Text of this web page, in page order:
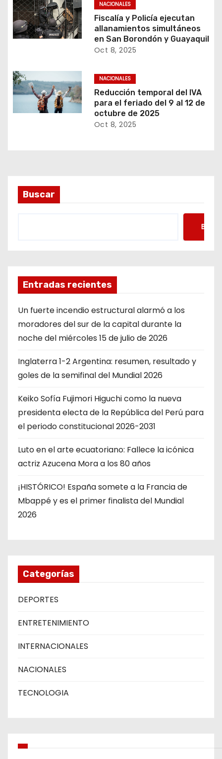
NACIONALES
Fiscalía y Policía ejecutan
allanamientos simultáneos
en San Borondón y Guayaquil
Oct 8, 2025
NACIONALES
Reducción temporal del IVA
para el feriado del 9 al 12 de
octubre de 2025
Oct 8, 2025
Buscar
Entradas recientes
Un fuerte incendio estructural alarmó a los
moradores del sur de la capital durante la
noche del miércoles 15 de julio de 2026
Inglaterra 1-2 Argentina: resumen, resultado y
goles de la semifinal del Mundial 2026
Keiko Sofía Fujimori Higuchi como la nueva
presidenta electa de la República del Perú para
el periodo constitucional 2026-2031
Luto en el arte ecuatoriano: Fallece la icónica
actriz Azucena Mora a los 80 años
¡HISTÓRICO! España somete a la Francia de
Mbappé y es el primer finalista del Mundial
2026
Categorías
DEPORTES
ENTRETENIMIENTO
INTERNACIONALES
NACIONALES
TECNOLOGIA